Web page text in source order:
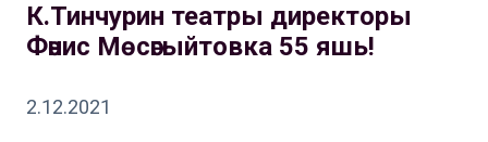
К.Тинчурин театры директоры
Фәнис Мөсәгыйтовка 55 яшь!
2.12.2021